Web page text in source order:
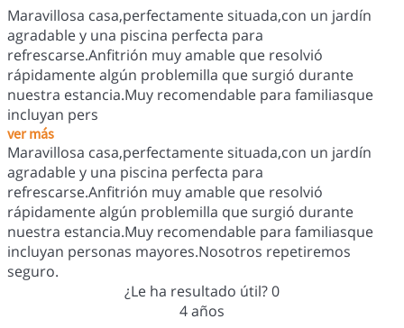
Maravillosa casa,perfectamente situada,con un jardín
agradable y una piscina perfecta para
refrescarse.Anfitrión muy amable que resolvió
rápidamente algún problemilla que surgió durante
nuestra estancia.Muy recomendable para familiasque
incluyan pers
ver más
Maravillosa casa,perfectamente situada,con un jardín
agradable y una piscina perfecta para
refrescarse.Anfitrión muy amable que resolvió
rápidamente algún problemilla que surgió durante
nuestra estancia.Muy recomendable para familiasque
incluyan personas mayores.Nosotros repetiremos
seguro.
¿Le ha resultado útil?0
4 años